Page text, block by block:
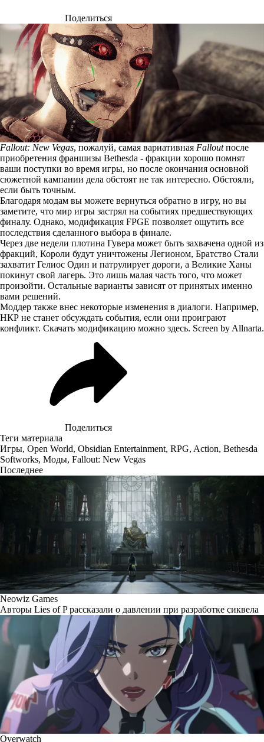
Поделиться
Fallout: New Vegas, пожалуй, самая вариативная Falloutпосле
приобретения франшизы Bethesda - фракции хорошо помнят
ваши поступки во время игры, но после окончания основной
сюжетной кампании дела обстоят не так интересно. Обстояли,
если быть точным.
Благодаря модам вы можете вернуться обратно в игру, но вы
заметите, что мир игры застрял на событиях предшествующих
финалу. Однако, модификация FPGE позволяет ощутить все
последствия сделанного выбора в финале.
Через две недели плотина Гувера может быть захвачена одной из
фракций, Короли будут уничтожены Легионом, Братство Стали
захватит Гелиос Один и патрулирует дороги, а Великие Ханы
покинут свой лагерь. Это лишь малая часть того, что может
произойти. Остальные варианты зависят от принятых именно
вами решений.
Моддер также внес некоторые изменения в диалоги. Например,
НКР не станет обсуждать события, если они проиграют
конфликт. Скачать модификацию можно здесь. Screen by Allnarta.
Поделиться
Теги материала
Игры, Open World, Obsidian Entertainment, RPG, Action, Bethesda
Softworks, Моды, Fallout: New Vegas
Последнее
Neowiz Games
Авторы Lies of P рассказали о давлении при разработке сиквела
Overwatch